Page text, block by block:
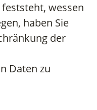
wessen
haben Sie
der
Daten zu